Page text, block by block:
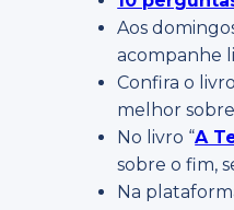
Aos
acompanhe
Confira o
melhor
No livro “A
sobre o fim,
Na